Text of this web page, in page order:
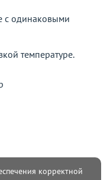
с одинаковыми
температуре.
корректной